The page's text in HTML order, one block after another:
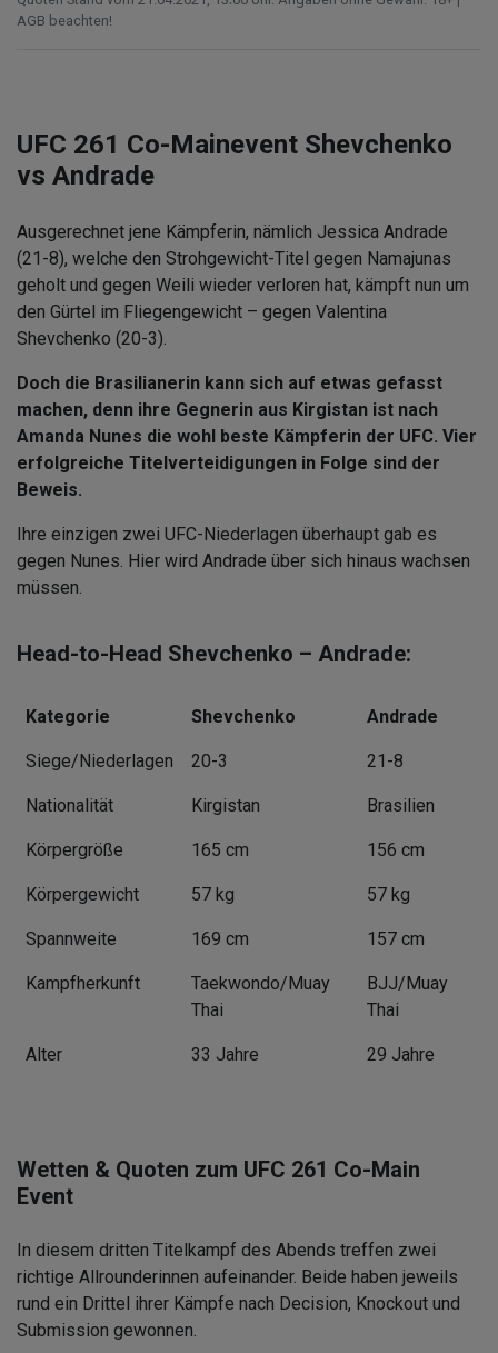
AGB beachten!
UFC 261 Co-Mainevent Shevchenko
vs Andrade
Ausgerechnet jene Kämpferin, nämlich Jessica Andrade
(21-8), welche den Strohgewicht-Titel gegen Namajunas
geholt und gegen Weili wieder verloren hat, kämpft nun um
den Gürtel im Fliegengewicht – gegen Valentina
Shevchenko (20-3).
Doch die Brasilianerin kann sich auf etwas gefasst
machen, denn ihre Gegnerin aus Kirgistan ist nach
Amanda Nunes die wohl beste Kämpferin der UFC. Vier
erfolgreiche Titelverteidigungen in Folge sind der
Beweis.
Ihre einzigen zwei UFC-Niederlagen überhaupt gab es
gegen Nunes. Hier wird Andrade über sich hinaus wachsen
müssen.
Head-to-Head Shevchenko – Andrade:
Kategorie Shevchenko Andrade
Siege/Niederlagen 20-3 21-8
Nationalität Kirgistan Brasilien
Körpergröße 165 cm 156 cm
Körpergewicht 57 kg 57 kg
Spannweite 169 cm 157 cm
Kampfherkunft
Taekwondo/Muay
Thai
BJJ/Muay
Thai
Alter 33 Jahre 29 Jahre
Wetten & Quoten zum UFC 261 Co-Main
Event
In diesem dritten Titelkampf des Abends treffen zwei
richtige Allrounderinnen aufeinander. Beide haben jeweils
rund ein Drittel ihrer Kämpfe nach Decision, Knockout und
Submission gewonnen.